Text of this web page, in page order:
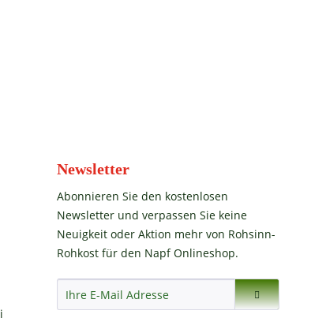
Newsletter
Abonnieren Sie den kostenlosen
Newsletter und verpassen Sie keine
Neuigkeit oder Aktion mehr von Rohsinn-
Rohkost für den Napf Onlineshop.